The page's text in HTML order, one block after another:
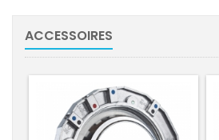
ACCESSOIRES